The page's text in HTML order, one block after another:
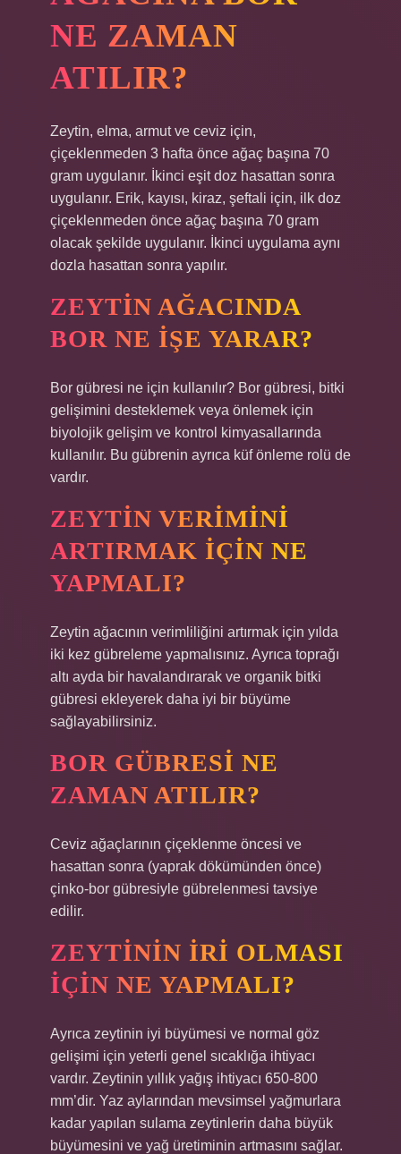
NE ZAMAN
ATILIR?
Zeytin, elma, armut ve ceviz için,
çiçeklenmeden 3 hafta önce ağaç başına 70
gram uygulanır. İkinci eşit doz hasattan sonra
uygulanır. Erik, kayısı, kiraz, şeftali için, ilk doz
çiçeklenmeden önce ağaç başına 70 gram
olacak şekilde uygulanır. İkinci uygulama aynı
dozla hasattan sonra yapılır.
ZEYTIN AĞACINDA
BOR NE IŞE YARAR?
Bor gübresi ne için kullanılır? Bor gübresi, bitki
gelişimini desteklemek veya önlemek için
biyolojik gelişim ve kontrol kimyasallarında
kullanılır. Bu gübrenin ayrıca küf önleme rolü de
vardır.
ZEYTIN VERIMINI
ARTIRMAK IÇIN NE
YAPMALI?
Zeytin ağacının verimliliğini artırmak için yılda
iki kez gübreleme yapmalısınız. Ayrıca toprağı
altı ayda bir havalandırarak ve organik bitki
gübresi ekleyerek daha iyi bir büyüme
sağlayabilirsiniz.
BOR GÜBRESI NE
ZAMAN ATILIR?
Ceviz ağaçlarının çiçeklenme öncesi ve
hasattan sonra (yaprak dökümünden önce)
çinko-bor gübresiyle gübrelenmesi tavsiye
edilir.
ZEYTININ IRI OLMASI
IÇIN NE YAPMALI?
Ayrıca zeytinin iyi büyümesi ve normal göz
gelişimi için yeterli genel sıcaklığa ihtiyacı
vardır. Zeytinin yıllık yağış ihtiyacı 650-800
mm’dir. Yaz aylarından mevsimsel yağmurlara
kadar yapılan sulama zeytinlerin daha büyük
büyümesini ve yağ üretiminin artmasını sağlar.